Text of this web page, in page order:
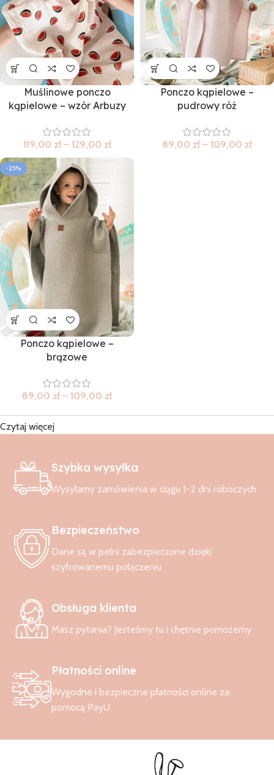
Muślinowe ponczo
kąpielowe – wzór Arbuzy
119,00 zł – 129,00 zł
Ponczo kąpielowe –
pudrowy róż
89,00 zł – 109,00 zł
-25%
Ponczo kąpielowe –
brązowe
89,00 zł – 109,00 zł
Czytaj więcej
Szybka wysyłka
Wysyłamy zamówienia w ciągu 1-2 dni roboczych
Bezpieczeństwo
Dane są w pełni zabezpieczone dzięki
szyfrowanemu połączeniu
Obsługa klienta
Masz pytania? Jesteśmy tu i chętnie pomożemy
Płatności online
Wygodne i bezpieczne płatności online za
pomocą PayU